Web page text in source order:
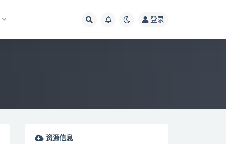
登录
资源信息